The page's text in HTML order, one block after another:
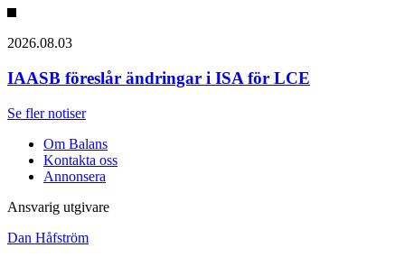
2026.08.03
IAASB föreslår ändringar i ISA för LCE
Se fler notiser
Om Balans
Kontakta oss
Annonsera
Ansvarig utgivare
Dan Håfström